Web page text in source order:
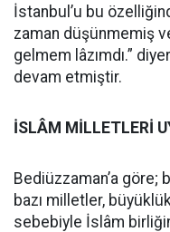
İstanbul’u bu
zaman düşünmemiş
gelmem lâzımdı.”
devam etmiştir.
İSLÂM MİLLETLERİ
Bediüzzaman’a
bazı milletler,
sebebiyle İslâm